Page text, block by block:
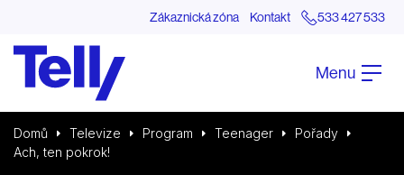
Zákaznická zóna Kontakt 533 427 533
Menu
Domů Televize Program Teenager
Pořady
Ach, ten pokrok!